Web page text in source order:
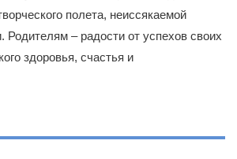
полета, неиссякаемой
Родителям – радости от успехов своих
здоровья, счастья и